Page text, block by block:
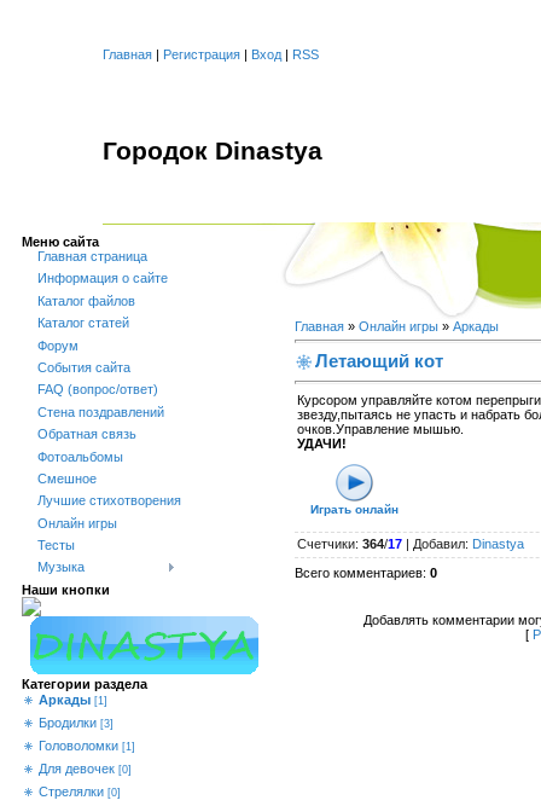
Главная | Регистрация | Вход | RSS
Городок Dinastya
Меню сайта
Главная страница
Информация о сайте
Каталог файлов
Каталог статей
Форум
События сайта
FAQ (вопрос/ответ)
Стена поздравлений
Обратная связь
Фотоальбомы
Смешное
Лучшие стихотворения
Онлайн игры
Тесты
Музыка
Наши кнопки
Категории раздела
Аркады [1]
Бродилки [3]
Головоломки [1]
Для девочек [0]
Стрелялки [0]
Главная » Онлайн игры » Аркады
Летающий кот
Курсором управляйте котом
звезду,пытаясь не упасть и набрать
очков.Управление мышью.
УДАЧИ!
Играть онлайн
Счетчики: 364/17 Добавил: Dinastya
Всего комментариев: 0
Добавлять комментарии
[